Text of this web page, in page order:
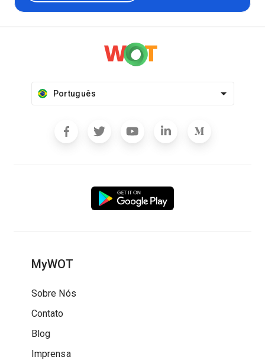
Português
MyWOT
Sobre Nós
Contato
Blog
Imprensa